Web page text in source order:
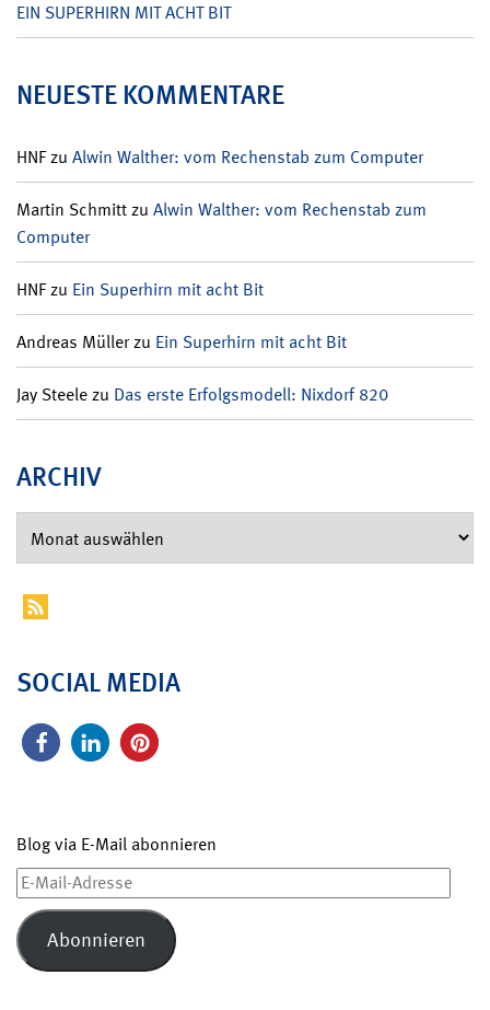
EIN SUPERHIRN MIT ACHT BIT
NEUESTE KOMMENTARE
HNFzu Alwin Walther: vom Rechenstab zum Computer
Martin Schmittzu Alwin Walther: vom Rechenstab zum
Computer
HNFzu Ein Superhirn mit acht Bit
Andreas Müllerzu Ein Superhirn mit acht Bit
Jay Steelezu Das erste Erfolgsmodell: Nixdorf 820
ARCHIV
SOCIAL MEDIA
Blog via E-Mail abonnieren
E-
Mail-
Adresse
Abonnieren